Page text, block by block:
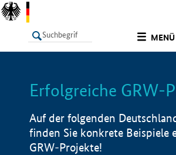
MENÜ
LISTE
Erfolgreiche GRW-
Auf der folgenden
finden Sie konkrete Beispiele
GRW-Projekte!